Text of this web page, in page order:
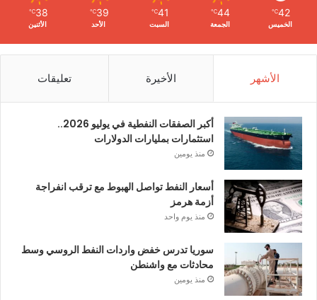
42
℃
الخميس
44
℃
الجمعة
41
℃
السبت
39
℃
الأحد
38
℃
الأثنين
الأشهر الأخيرة تعليقات
أكبر الصفقات النفطية في يوليو 2026..
استثمارات بمليارات الدولارات
منذ يومين
أسعار النفط تواصل الهبوط مع ترقب انفراجة
أزمة هرمز
منذ يوم واحد
سوريا تدرس خفض واردات النفط الروسي وسط
محادثات مع واشنطن
منذ يومين